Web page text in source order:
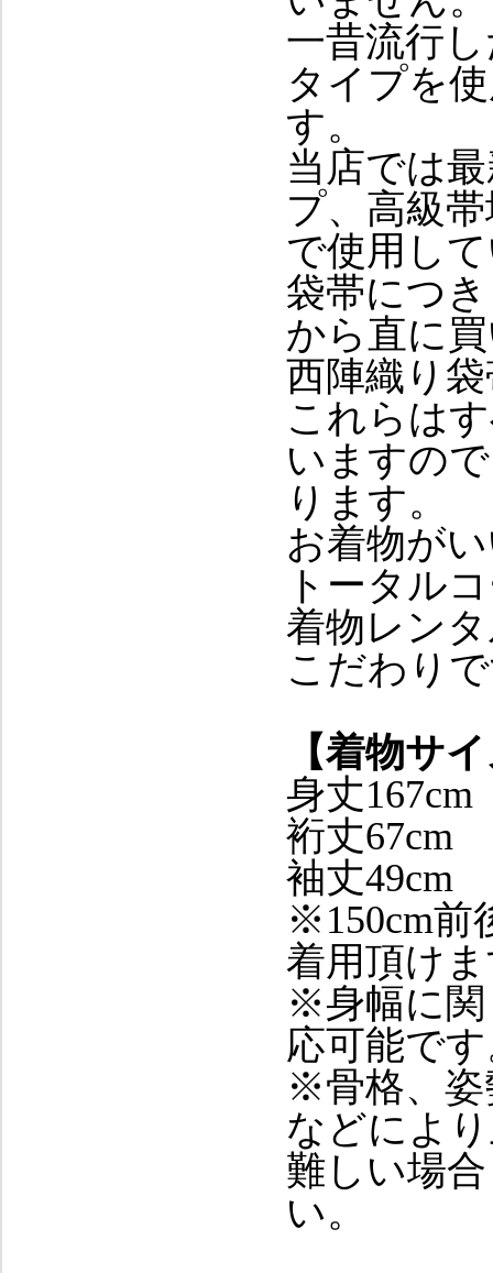
一昔流行
タイプを
す。
当店では
プ、高級
で使用し
袋帯につ
から直に
西陣織り
これらは
いますの
ります。
お着物が
トータル
着物レン
こだわり
【着物サ
身丈167cm
裄丈67cm
袖丈49cm
※150cm前
着用頂け
※身幅に関
応可能で
※骨格、姿
などによ
難しい場
い。